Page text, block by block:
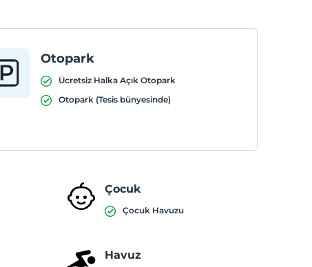
Otopark
Ücretsiz Halka Açık Otopark
Otopark (Tesis bünyesinde)
Çocuk
Çocuk Havuzu
Havuz